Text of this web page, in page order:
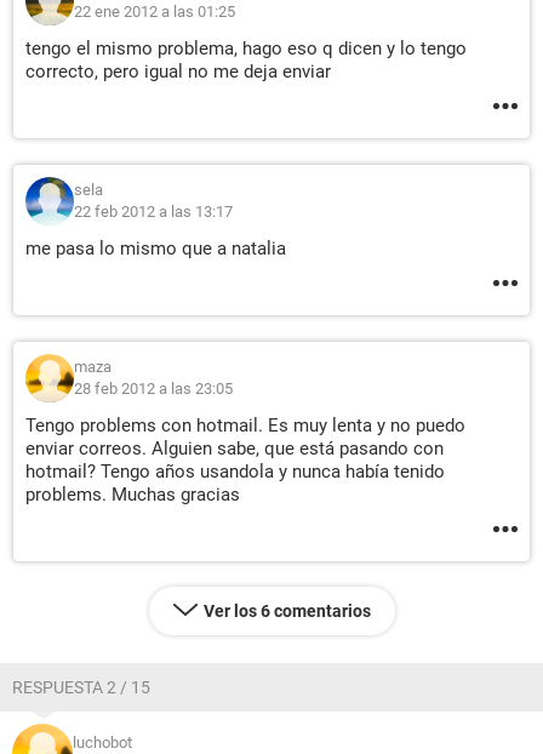
22 ene 2012 a las 01:25
tengo el mismo problema, hago eso q dicen y lo tengo
correcto, pero igual no me deja enviar
sela
22 feb 2012 a las 13:17
me pasa lo mismo que a natalia
maza
28 feb 2012 a las 23:05
Tengo problems con hotmail. Es muy lenta y no puedo
enviar correos. Alguien sabe, que está pasando con
hotmail? Tengo años usandola y nunca había tenido
problems. Muchas gracias
Ver los 6 comentarios
RESPUESTA 2 / 15
luchobot